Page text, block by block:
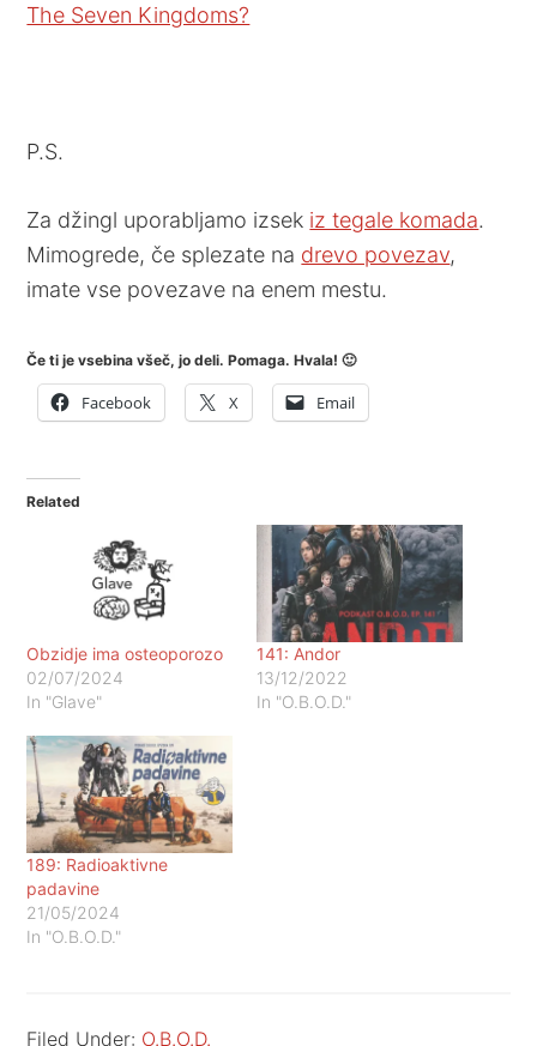
The Seven Kingdoms?
P.S.
Za džingl uporabljamo izsek iz tegale komada.
Mimogrede, če splezate na drevo povezav,
imate vse povezave na enem mestu.
Če ti je vsebina všeč, jo deli. Pomaga. Hvala! 🙂
Facebook X Email
Related
Obzidje ima osteoporozo
02/07/2024
In "Glave"
141: Andor
13/12/2022
In "O.B.O.D."
189: Radioaktivne
padavine
21/05/2024
In "O.B.O.D."
Filed Under: O.B.O.D.